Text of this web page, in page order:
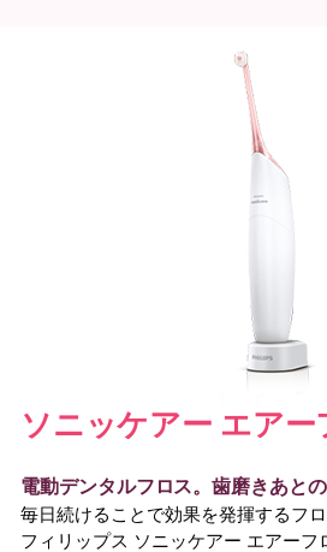
ソニッケアー エアー
電動デンタルフロス。歯磨きあとの
毎日続けることで効果を発揮するフ
フィリップス ソニッケアー エアーフ